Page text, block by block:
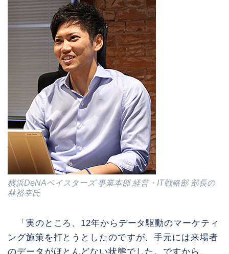
横浜DeNAベイスターズ 事業本部 経営・IT戦略部 部長の
林裕幸氏
「実のところ、12年からデータ駆動のマーケティ
ング施策を打とうとしたのですが、手元には来場者
のデータがほとんどない状態でした。ですから、